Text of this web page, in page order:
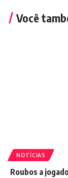
Você
NOTÍCIAS
Roubos a